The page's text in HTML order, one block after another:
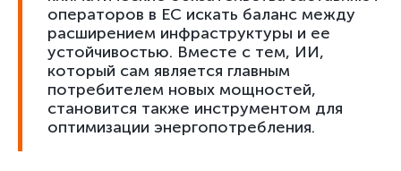
операторов в ЕС искать баланс между
расширением инфраструктуры и ее
устойчивостью. Вместе с тем, ИИ,
который сам является главным
потребителем новых мощностей,
становится также инструментом для
оптимизации энергопотребления.